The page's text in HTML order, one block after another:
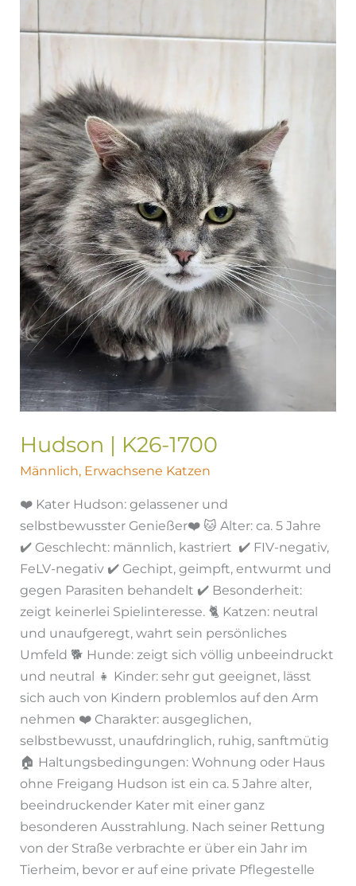
Hudson | K26-1700
Männlich, Erwachsene Katzen
❤️ Kater Hudson: gelassener und
selbstbewusster Genießer❤️ 🐱 Alter: ca. 5 Jahre
✔️ Geschlecht: männlich, kastriert ✔️ FIV-negativ,
FeLV-negativ ✔️ Gechipt, geimpft, entwurmt und
gegen Parasiten behandelt ✔️ Besonderheit:
zeigt keinerlei Spielinteresse. 🐈 Katzen: neutral
und unaufgeregt, wahrt sein persönliches
Umfeld 🐕 Hunde: zeigt sich völlig unbeeindruckt
und neutral 👧 Kinder: sehr gut geeignet, lässt
sich auch von Kindern problemlos auf den Arm
nehmen ❤️ Charakter: ausgeglichen,
selbstbewusst, unaufdringlich, ruhig, sanftmütig
🏠 Haltungsbedingungen: Wohnung oder Haus
ohne Freigang Hudson ist ein ca. 5 Jahre alter,
beeindruckender Kater mit einer ganz
besonderen Ausstrahlung. Nach seiner Rettung
von der Straße verbrachte er über ein Jahr im
Tierheim, bevor er auf eine private Pflegestelle
K26-
1700